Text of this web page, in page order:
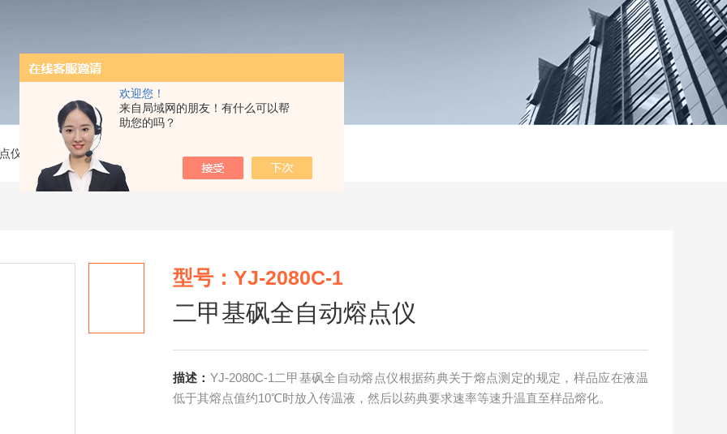
欢迎您！
来自局域网的朋友！有什么可以帮
助您的吗？
仪 YJ-2080C-1二甲基砜全自动熔点仪
型号：YJ-2080C-1
二甲基砜全自动熔点仪
描述： YJ-2080C-1二甲基砜全自动熔点仪根据药典关于熔点测定的规定，样品应在液温
低于其熔点值约10℃时放入传温液，然后以药典要求速率等速升温直至样品熔化。